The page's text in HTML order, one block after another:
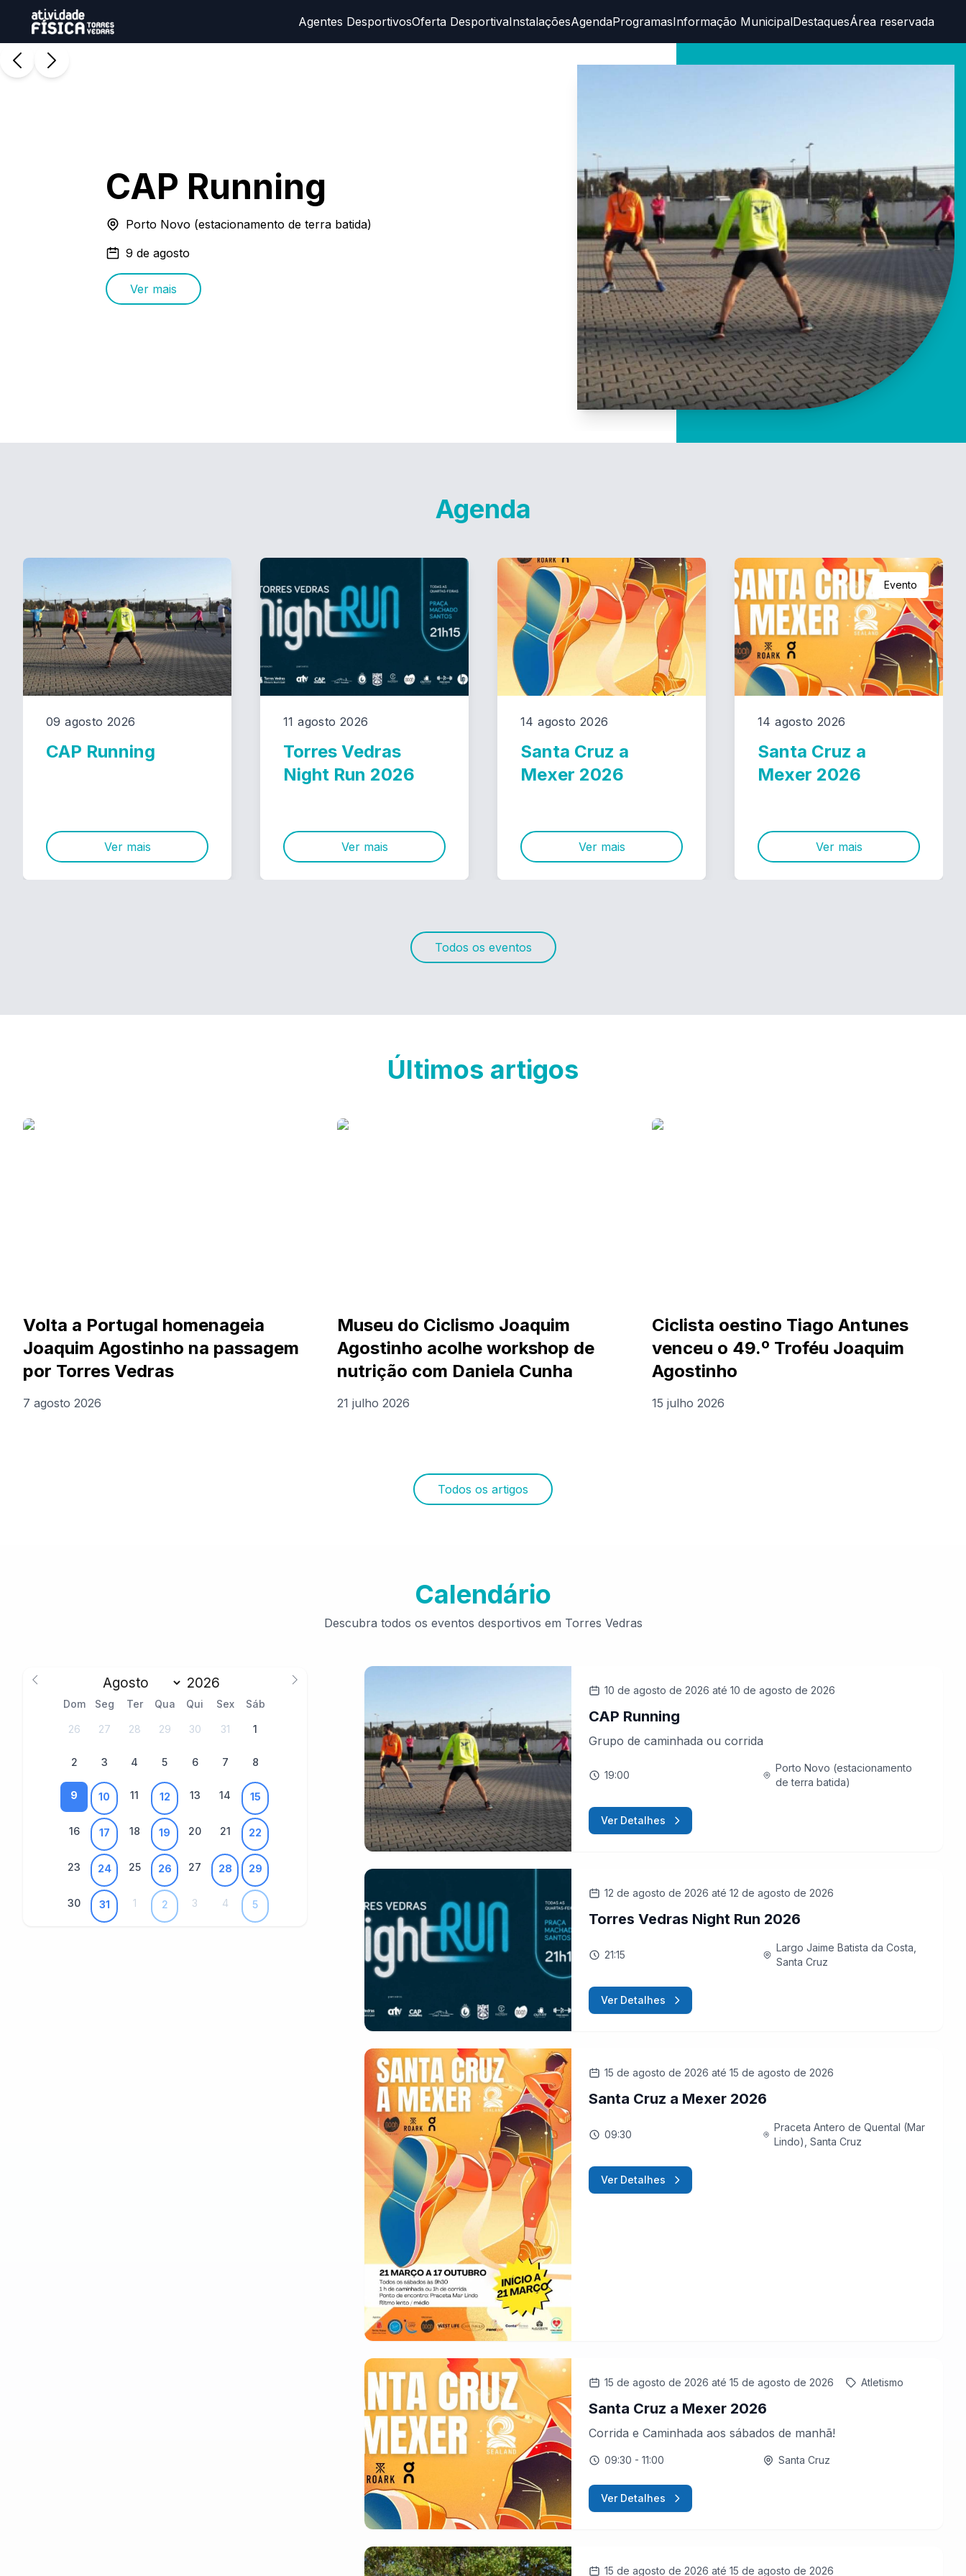
Agentes DesportivosOferta DesportivaInstalaçõesAgendaProgramasInformação MunicipalDestaquesÁrea reservada
CAP Running
Porto Novo (estacionamento de terra batida)
9 de agosto
Ver mais
Agenda
09 agosto 2026
CAP Running
Ver mais
11 agosto 2026
Torres Vedras
Night Run 2026
Ver mais
14 agosto 2026
Santa Cruz a
Mexer 2026
Ver mais
Evento
14 agosto 2026
Santa Cruz a
Mexer 2026
Ver mais
Todos os eventos
Últimos artigos
Volta a Portugal homenageia
Joaquim Agostinho na passagem
por Torres Vedras
7 agosto 2026
Museu do Ciclismo Joaquim
Agostinho acolhe workshop de
nutrição com Daniela Cunha
21 julho 2026
Ciclista oestino Tiago Antunes
venceu o 49.º Troféu Joaquim
Agostinho
15 julho 2026
Todos os artigos
Calendário
Descubra todos os eventos desportivos em Torres Vedras
Dom Seg Ter Qua Qui Sex Sáb
26 27 28 29 30 31 1
2 3 4 5 6 7 8
9 10 11 12 13 14 15
16 17 18 19 20 21 22
23 24 25 26 27 28 29
30 31 1 2 3 4 5
10 de agosto de 2026 até 10 de agosto de 2026
CAP Running
Grupo de caminhada ou corrida
19:00
Porto Novo (estacionamento
de terra batida)
Ver Detalhes
12 de agosto de 2026 até 12 de agosto de 2026
Torres Vedras Night Run 2026
21:15
Largo Jaime Batista da Costa,
Santa Cruz
Ver Detalhes
15 de agosto de 2026 até 15 de agosto de 2026
Santa Cruz a Mexer 2026
09:30
Praceta Antero de Quental (Mar
Lindo), Santa Cruz
Ver Detalhes
15 de agosto de 2026 até 15 de agosto de 2026 Atletismo
Santa Cruz a Mexer 2026
Corrida e Caminhada aos sábados de manhã!
09:30 - 11:00 Santa Cruz
Ver Detalhes
15 de agosto de 2026 até 15 de agosto de 2026